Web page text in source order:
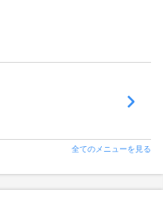
全てのメニューを見る